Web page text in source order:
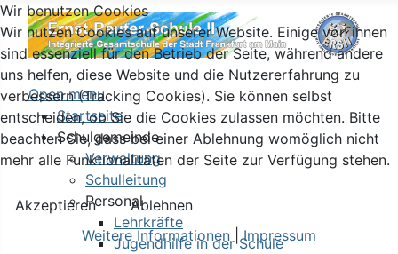
Open menu
Startseite
Schulgemeinde
Verwaltung
Schulleitung
Personal
Lehrkräfte
Jugendhilfe in der Schule
Wir benutzen Cookies
Wir nutzen Cookies auf unserer Website. Einige von ihnen
sind essenziell für den Betrieb der Seite, während andere
uns helfen, diese Website und die Nutzererfahrung zu
verbessern (Tracking Cookies). Sie können selbst
entscheiden, ob Sie die Cookies zulassen möchten. Bitte
beachten Sie, dass bei einer Ablehnung womöglich nicht
mehr alle Funktionalitäten der Seite zur Verfügung stehen.
Akzeptieren
Ablehnen
Weitere Informationen |Impressum